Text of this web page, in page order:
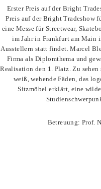
Erster Preis auf der Bright
Preis auf der Bright
eine Messe für Streetwear,
im Jahr in Frankfurt am Main
Ausstellern statt findet. Marcel
Firma als Diplomthema und
Realisation den 1. Platz. Zu
weiß, wehende Fäden, das
Sitzmöbel erklärt, eine
Betreuung: Prof.